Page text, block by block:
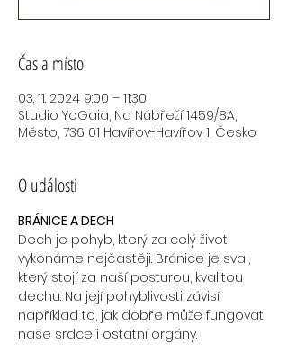
Čas a místo
03. 11. 2024 9:00 – 11:30
Studio YoGaia, Na Nábřeží 1459/8A,
Město, 736 01 Havířov-Havířov 1, Česko
O události
BRÁNICE A DECH
Dech je pohyb, který za celý život
vykonáme nejčastěji. Bránice je sval,
který stojí za naší posturou, kvalitou
dechu. Na její pohyblivosti závisí
například to, jak dobře může fungovat
naše srdce i ostatní orgány.